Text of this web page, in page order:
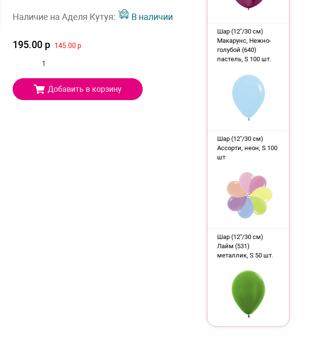
Наличие на Аделя Кутуя: В наличии
195.00 р 145.00 р
Добавить в корзину
Шар (12''/30 см)
Макарунс, Нежно-
голубой (640)
пастель, S 100 шт.
Шар (12''/30 см)
Ассорти, неон, S 100
шт
Шар (12''/30 см)
Лайм (531)
металлик, S 50 шт.